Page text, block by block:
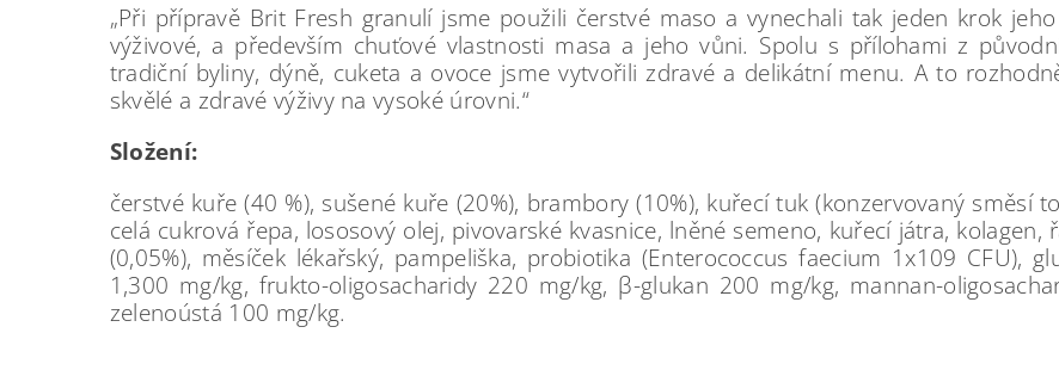
„Při přípravě Brit Fresh granulí jsme použili čerstvé maso a vynechali tak jeden krok
výživové, a především chuťové vlastnosti masa a jeho vůni. Spolu s přílohami z
tradiční byliny, dýně, cuketa a ovoce jsme vytvořili zdravé a delikátní menu. A to
skvělé a zdravé výživy na vysoké úrovni.“
Složení:
čerstvé kuře (40 %), sušené kuře (20%), brambory (10%), kuřecí tuk (konzervovaný směsí
celá cukrová řepa, lososový olej, pivovarské kvasnice, lněné semeno, kuřecí játra,
(0,05%), měsíček lékařský, pampeliška, probiotika (Enterococcus faecium 1x109 CFU),
1,300 mg/kg, frukto-oligosacharidy 220 mg/kg, β-glukan 200 mg/kg, mannan-
zelenoústá 100 mg/kg.